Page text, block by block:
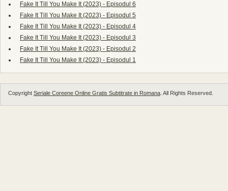
Fake It Till You Make It (2023) - Episodul 6
Fake It Till You Make It (2023) - Episodul 5
Fake It Till You Make It (2023) - Episodul 4
Fake It Till You Make It (2023) - Episodul 3
Fake It Till You Make It (2023) - Episodul 2
Fake It Till You Make It (2023) - Episodul 1
Copyright Seriale Coreene Online Gratis Subtitrate in Romana . All Rights Reserved.